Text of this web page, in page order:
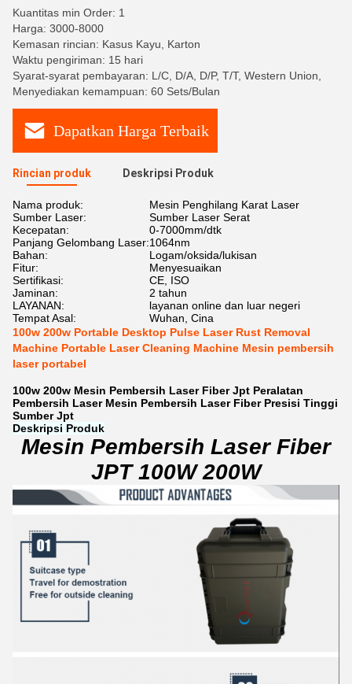
Kuantitas min Order: 1
Harga: 3000-8000
Kemasan rincian: Kasus Kayu, Karton
Waktu pengiriman: 15 hari
Syarat-syarat pembayaran: L/C, D/A, D/P, T/T, Western Union,
Menyediakan kemampuan: 60 Sets/Bulan
Dapatkan Harga Terbaik
Rincian produk Deskripsi Produk
Nama produk:
Mesin Penghilang Karat Laser
Sumber Laser:
Sumber Laser Serat
Kecepatan:
0-7000mm/dtk
Panjang Gelombang Laser:1064nm
Bahan:
Logam/oksida/lukisan
Fitur:
Menyesuaikan
Sertifikasi:
CE, ISO
Jaminan:
2 tahun
LAYANAN:
layanan online dan luar negeri
Tempat Asal:
Wuhan, Cina
100w 200w Portable Desktop Pulse Laser Rust Removal
Machine Portable Laser Cleaning Machine Mesin pembersih
laser portabel
100w 200w Mesin Pembersih Laser Fiber Jpt Peralatan
Pembersih Laser Mesin Pembersih Laser Fiber Presisi Tinggi
Sumber Jpt
Deskripsi Produk
Mesin Pembersih Laser Fiber
JPT 100W 200W